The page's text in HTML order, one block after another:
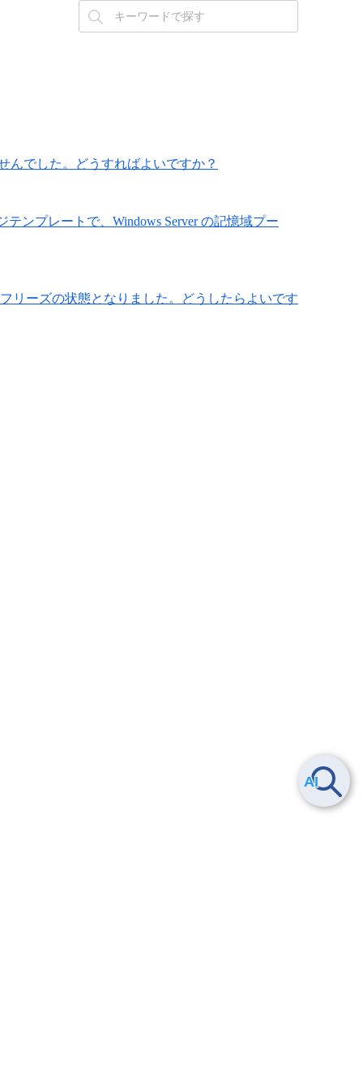
んでした。どうすればよいですか？
テンプレートで、Windows Server の記憶域プー
リーズの状態となりました。どうしたらよいです